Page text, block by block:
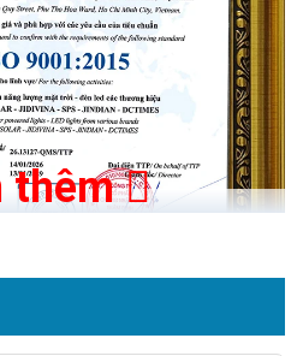
hợp kim
lựa chọn đèn LED
suất quang thông cao và
thêm